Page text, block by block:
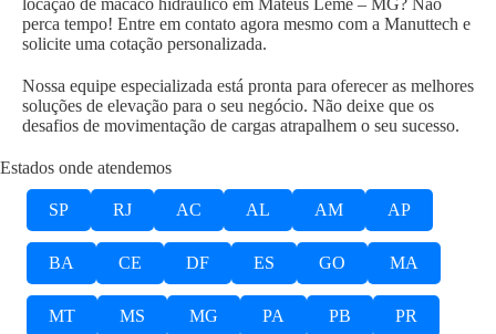
locação de macaco hidráulico em Mateus Leme – MG? Não
perca tempo! Entre em contato agora mesmo com a Manuttech e
solicite uma cotação personalizada.
Nossa equipe especializada está pronta para oferecer as melhores
soluções de elevação para o seu negócio. Não deixe que os
desafios de movimentação de cargas atrapalhem o seu sucesso.
Estados onde atendemos
SP RJ AC AL AM AP
BA CE DF ES GO MA
MT MS MG PA PB PR